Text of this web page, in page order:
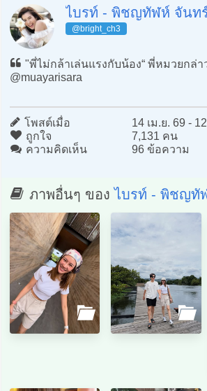
ไบรท์ - พิชญทัฬห์ จันท
@bright_ch3
"พี่ไม่กล้าเล่นแรงกับน้อง“ พี่หมวยกล่า
@muayarisara
โพสต์เมื่อ
14 เม.ย. 69 -
ถูกใจ
7,131 คน
ความคิดเห็น
96 ข้อความ
ภาพอื่นๆ ของไบรท์ - พิชญทั